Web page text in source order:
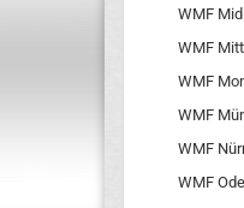
WMF
WMF
WMF
WMF
WMF
WMF